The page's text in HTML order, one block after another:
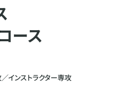
ース
インストラクター専攻